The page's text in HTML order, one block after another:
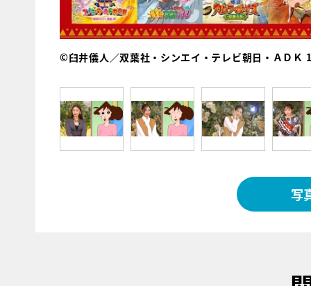
©臼井儀人／双葉社・シンエイ・テレビ朝日・ＡＤ
写